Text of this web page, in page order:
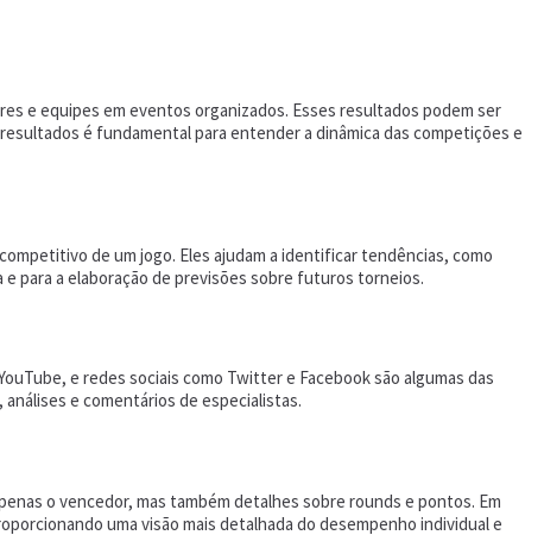
e equipes em eventos organizados. Esses resultados podem ser
é fundamental para entender a dinâmica das competições e
de um jogo. Eles ajudam a identificar tendências, como
para a elaboração de previsões sobre futuros torneios.
e redes sociais como Twitter e Facebook são algumas das
e comentários de especialistas.
o vencedor, mas também detalhes sobre rounds e pontos. Em
uma visão mais detalhada do desempenho individual e